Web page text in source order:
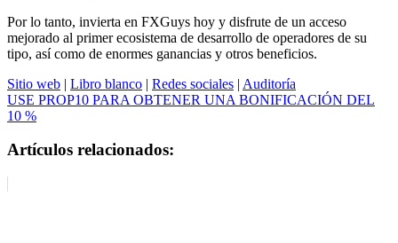
Por lo tanto, invierta en FXGuys hoy y disfrute de un acceso
mejorado al primer ecosistema de desarrollo de operadores de su
tipo, así como de enormes ganancias y otros beneficios.
Sitio web | Libro blanco | Redes sociales | Auditoría
USE PROP10 PARA OBTENER UNA BONIFICACIÓN DEL
10 %
Artículos relacionados: